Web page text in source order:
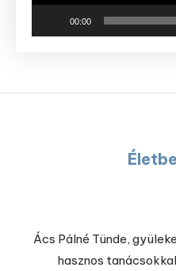
00:00
Ács Pálné Tünde,
hasznos